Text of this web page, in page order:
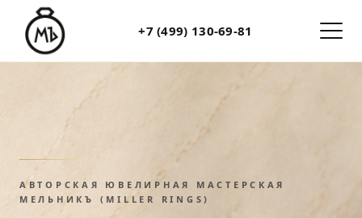
+7 (499) 130-69-81
АВТОРСКАЯ ЮВЕЛИРНАЯ МАСТЕРСКАЯ
МЕЛЬНИКЪ (MILLER RINGS)